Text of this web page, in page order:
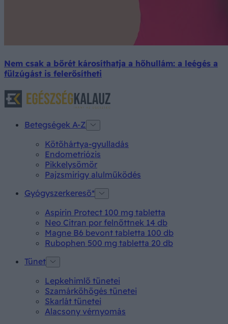
Nem csak a bőrét károsíthatja a hőhullám: a leégés a
fülzúgást is felerősítheti
Betegségek A-Z
Kötőhártya-gyulladás
Endometriózis
Pikkelysömör
Pajzsmirigy alulműködés
Gyógyszerkereső*
Aspirin Protect 100 mg tabletta
Neo Citran por felnőttnek 14 db
Magne B6 bevont tabletta 100 db
Rubophen 500 mg tabletta 20 db
Tünet
Lepkehimlő tünetei
Szamárköhögés tünetei
Skarlát tünetei
Alacsony vérnyomás